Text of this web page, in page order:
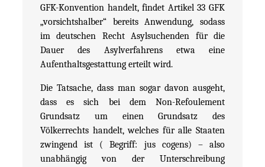
GFK-Konvention handelt, findet Artikel 33 GFK
„vorsichtshalber“ bereits Anwendung, sodass
im deutschen Recht Asylsuchenden für die
Dauer des Asylverfahrens etwa eine
Aufenthaltsgestattung erteilt wird.
Die Tatsache, dass man sogar davon ausgeht,
dass es sich bei dem Non-Refoulement
Grundsatz um einen Grundsatz des
Völkerrechts handelt, welches für alle Staaten
zwingend ist ( Begriff: jus cogens) – also
unabhängig von der Unterschreibung